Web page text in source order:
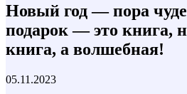
Новый год — пора
подарок — это книга,
книга, а волшебная!
05.11.2023